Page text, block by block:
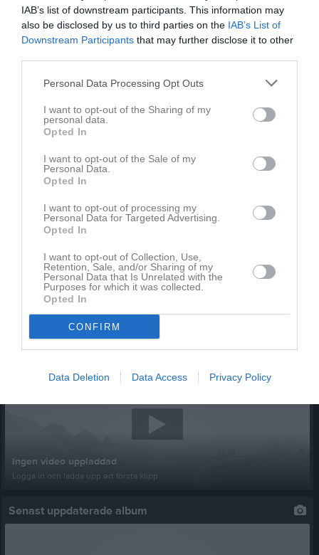
IAB’s list of downstream participants. This information may
also be disclosed by us to third parties on the IAB’s List of
Downstream Participants that may further disclose it to other
Personal Data Processing Opt Outs
I want to opt-out of the Sharing of my
personal data.
Opted In
I want to opt-out of the Sale of my
Personal Data.
Opted In
I want to opt-out of processing my
Personal Data for Targeted Advertising.
Opted In
I want to opt-out of Collection, Use,
Retention, Sale, and/or Sharing of my
Personal Data that Is Unrelated with the
Purposes for which it was collected.
Opted In
CONFIRM
Data Deletion Data Access Privacy Policy
Visa fler nyheter
Senast uppladdade video
Ingen video uppladdad
Logga in och ladda upp ert första klipp
Senast uppdaterade album